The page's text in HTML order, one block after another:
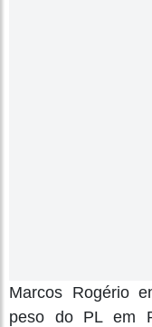
Marcos Rogério
peso do PL em